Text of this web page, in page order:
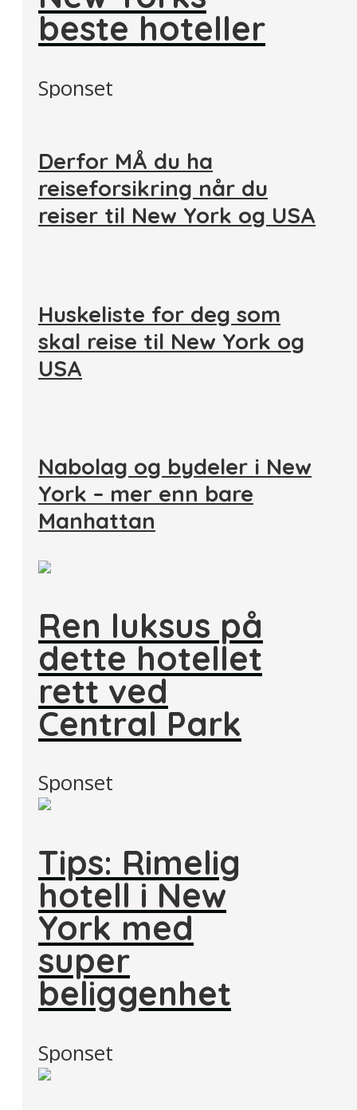
beste hoteller
Sponset
Derfor MÅ du ha
reiseforsikring når du
reiser til New York og USA
Huskeliste for deg som
skal reise til New York og
USA
Nabolag og bydeler i New
York – mer enn bare
Manhattan
Ren luksus på
dette hotellet
rett ved
Central Park
Sponset
Tips: Rimelig
hotell i New
York med
super
beliggenhet
Sponset